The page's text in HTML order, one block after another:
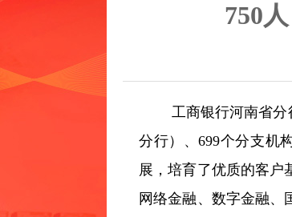
准考证
名单
报考
常见
750
工商银行河南省
分行）、699个分支机
展，培育了优质的客户
网络金融、数字金融